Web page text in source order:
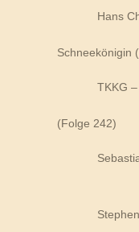
Hans
Schneekönigin
TKKG
(Folge 242)